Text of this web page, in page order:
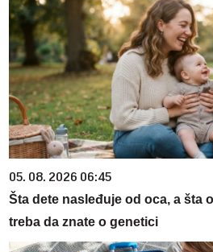
05. 08. 2026 06:45
Šta dete nasleđuje od oca, a šta
treba da znate o genetici